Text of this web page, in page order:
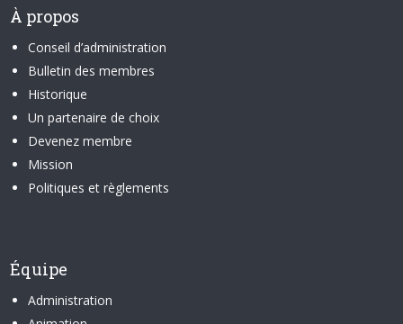
À propos
Conseil d’administration
Bulletin des membres
Historique
Un partenaire de choix
Devenez membre
Mission
Politiques et règlements
Équipe
Administration